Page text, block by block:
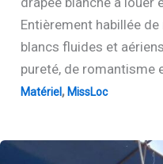
Entièrement habillée
blancs fluides et
pureté, de romantisme
Matériel, MissLoc